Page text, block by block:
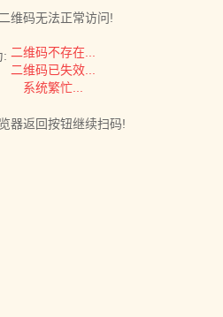
维码无法正常访问!
: 二维码不存在...
二维码已失效...
系统繁忙...
器返回按钮继续扫码!